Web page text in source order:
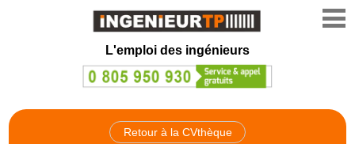
L'emploi des ingénieurs
Retour à la CVthèque